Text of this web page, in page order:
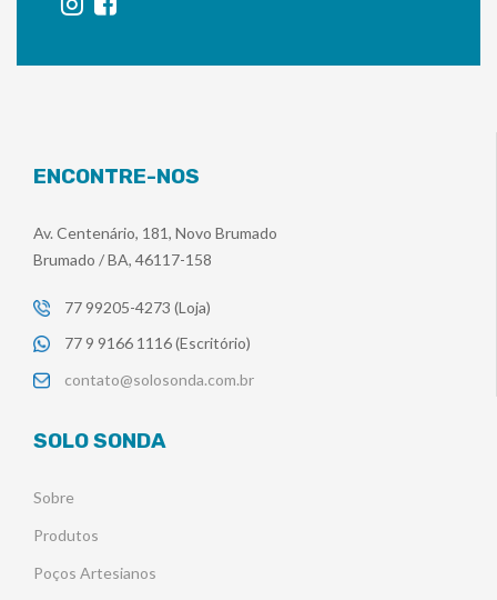
ENCONTRE-NOS
Av. Centenário, 181, Novo Brumado
Brumado / BA, 46117-158
77 99205-4273 (Loja)
77 9 9166 1116 (Escritório)
contato@solosonda.com.br
SOLO SONDA
Sobre
Produtos
Poços Artesianos